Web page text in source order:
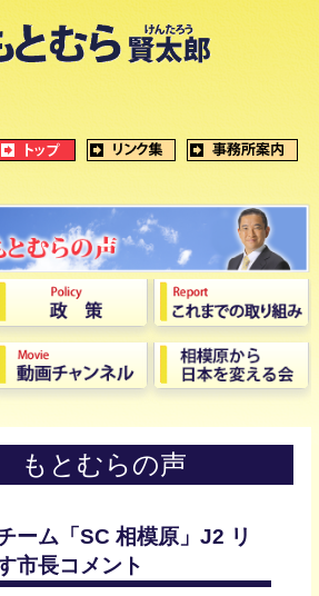
もとむらの声
ーム「SC 相模原」J2 リ
市長コメント